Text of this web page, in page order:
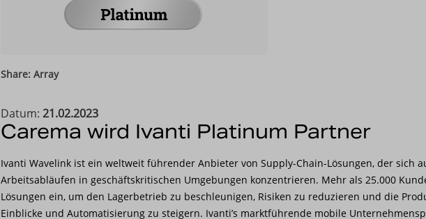
Share: Array
Datum: 21.02.2023
Carema wird Ivanti Platinum Partner
Ivanti Wavelink ist ein weltweit führender Anbieter von Supply-Chain-Lösungen, der sich
Arbeitsabläufen in geschäftskritischen Umgebungen konzentrieren. Mehr als 25.000
Lösungen ein, um den Lagerbetrieb zu beschleunigen, Risiken zu reduzieren und die
Einblicke und Automatisierung zu steigern. Ivanti’s marktführende mobile